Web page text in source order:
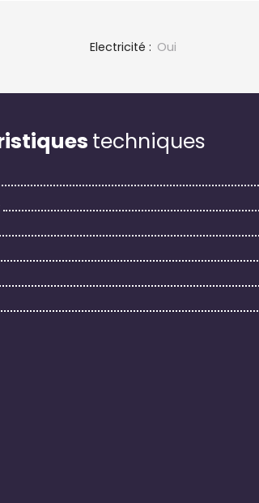
Electricité : Oui
techniques